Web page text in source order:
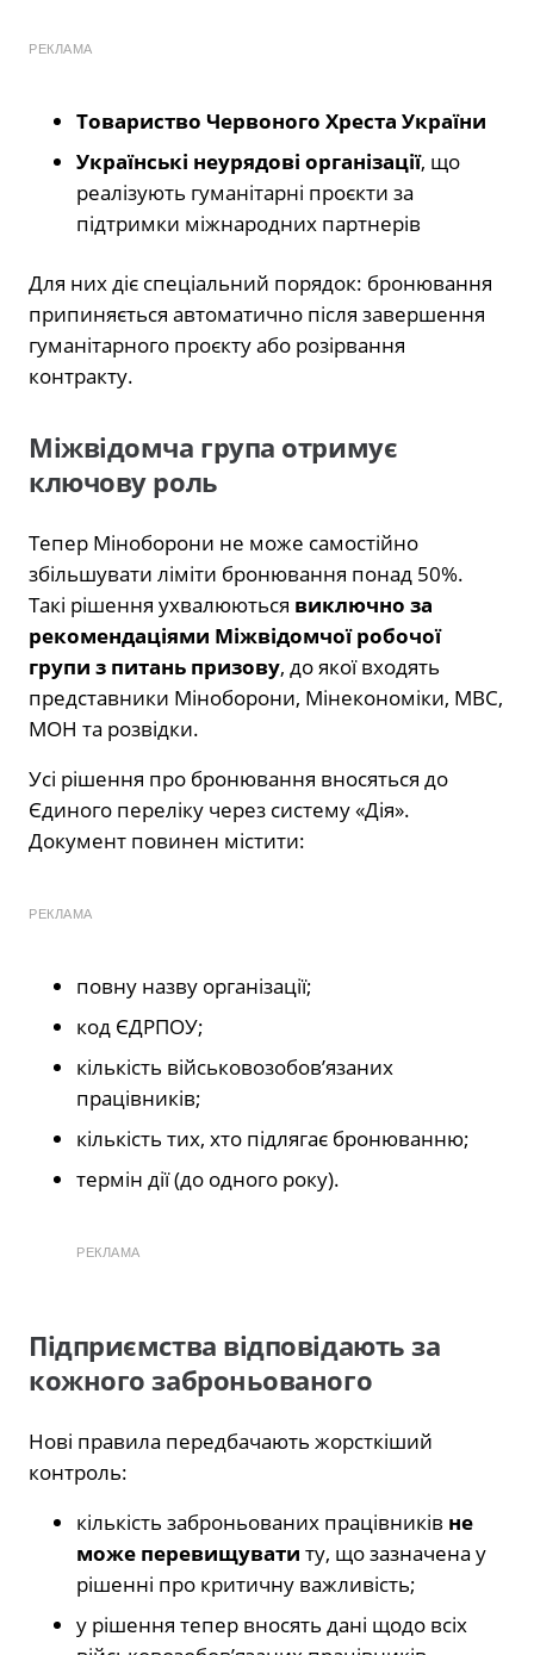
РЕКЛАМА
Товариство Червоного Хреста України
Українські неурядові організації, що
реалізують гуманітарні проєкти за
підтримки міжнародних партнерів
Для них діє спеціальний порядок: бронювання
припиняється автоматично після завершення
гуманітарного проєкту або розірвання
контракту.
Міжвідомча група отримує
ключову роль
Тепер Міноборони не може самостійно
збільшувати ліміти бронювання понад 50%.
Такі рішення ухвалюються виключно за
рекомендаціями Міжвідомчої робочої
групи з питань призову, до якої входять
представники Міноборони, Мінекономіки, МВС,
МОН та розвідки.
Усі рішення про бронювання вносяться до
Єдиного переліку через систему «Дія».
Документ повинен містити:
РЕКЛАМА
повну назву організації;
код ЄДРПОУ;
кількість військовозобов’язаних
працівників;
кількість тих, хто підлягає бронюванню;
термін дії (до одного року).
РЕКЛАМА
Підприємства відповідають за
кожного заброньованого
Нові правила передбачають жорсткіший
контроль:
кількість заброньованих працівників не
може перевищувати ту, що зазначена у
рішенні про критичну важливість;
у рішення тепер вносять дані щодо всіх